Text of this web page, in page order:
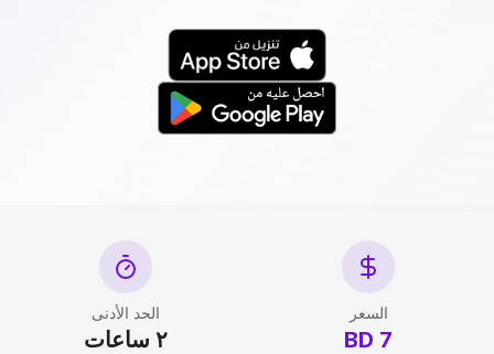
السعر
7 BD
الحد الأدنى
٢ ساعات